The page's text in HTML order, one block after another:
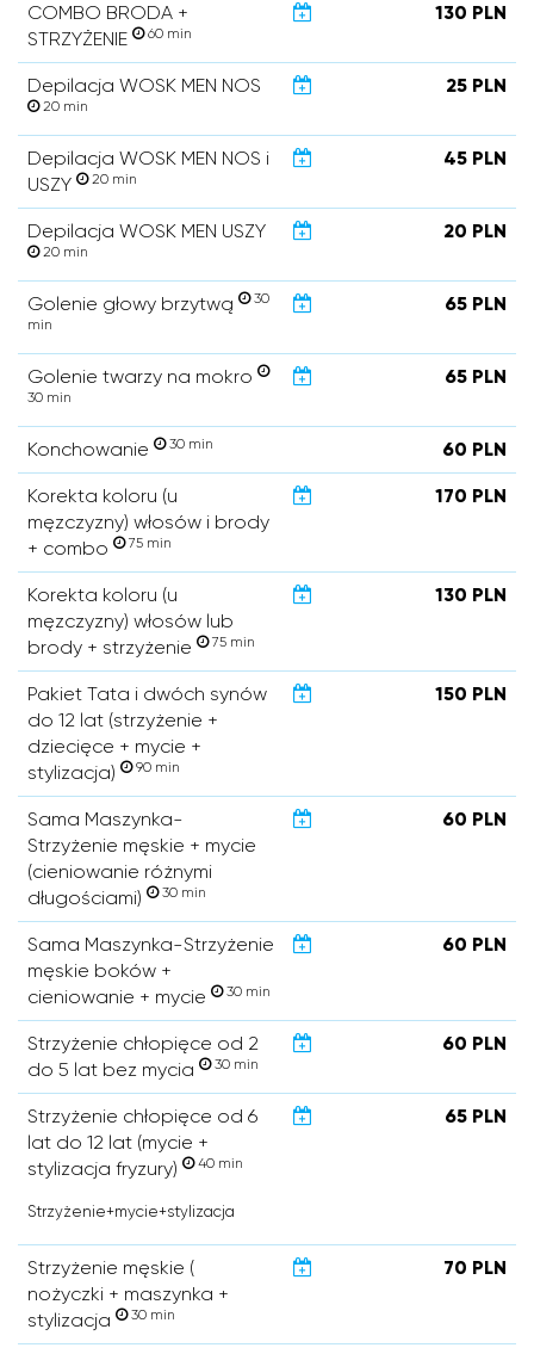
COMBO BRODA +
STRZYŻENIE
60 min
130 PLN
Depilacja WOSK MEN NOS
20 min
25 PLN
Depilacja WOSK MEN NOS i
USZY
20 min
45 PLN
Depilacja WOSK MEN USZY
20 min
20 PLN
Golenie głowy brzytwą
30
min
65 PLN
Golenie twarzy na mokro
30 min
65 PLN
Konchowanie 30 min 60 PLN
Korekta koloru (u
męzczyzny) włosów i brody
+ combo
75 min
170 PLN
Korekta koloru (u
męzczyzny) włosów lub
brody + strzyżenie
75 min
130 PLN
Pakiet Tata i dwóch synów
do 12 lat (strzyżenie +
dziecięce + mycie +
stylizacja)
90 min
150 PLN
Sama Maszynka-
Strzyżenie męskie + mycie
(cieniowanie różnymi
długościami)
30 min
60 PLN
Sama Maszynka-Strzyżenie
męskie boków +
cieniowanie + mycie
30 min
60 PLN
Strzyżenie chłopięce od 2
do 5 lat bez mycia
30 min
60 PLN
Strzyżenie chłopięce od 6
lat do 12 lat (mycie +
stylizacja fryzury)
40 min
65 PLN
Strzyżenie+mycie+stylizacja
Strzyżenie męskie (
nożyczki + maszynka +
stylizacja
30 min
70 PLN